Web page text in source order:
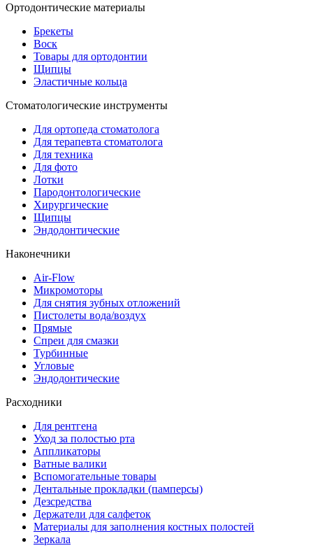
Ортодонтические материалы
Брекеты
Воск
Товары для ортодонтии
Щипцы
Эластичные кольца
Стоматологические инструменты
Для ортопеда стоматолога
Для терапевта стоматолога
Для техника
Для фото
Лотки
Пародонтологические
Хирургические
Щипцы
Эндодонтические
Наконечники
Air-Flow
Микромоторы
Для снятия зубных отложений
Пистолеты вода/воздух
Прямые
Спреи для смазки
Турбинные
Угловые
Эндодонтические
Расходники
Для рентгена
Уход за полостью рта
Аппликаторы
Ватные валики
Вспомогательные товары
Дентальные прокладки (памперсы)
Дезсредства
Держатели для салфеток
Материалы для заполнения костных полостей
Зеркала